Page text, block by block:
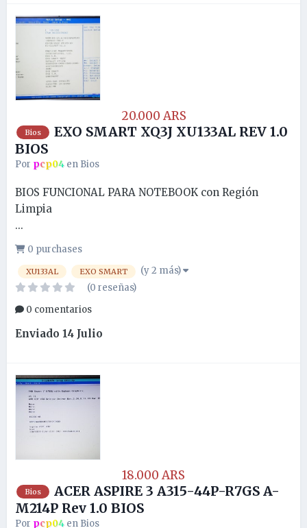
20.000 ARS
Bios
EXO SMART XQ3J XU133AL REV 1.0
BIOS
Por pcp04 en Bios
BIOS FUNCIONAL PARA NOTEBOOK con Región
Limpia
...
0 purchases
XU133AL EXO SMART
(y 2 más)
(0 reseñas)
0 comentarios
Enviado 14 Julio
18.000 ARS
Bios
ACER ASPIRE 3 A315-44P-R7GS A-
M214P Rev 1.0 BIOS
Por pcp04 en Bios